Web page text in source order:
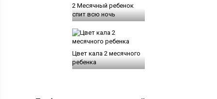
2 Месячный ребенок
спит всю ночь
Цвет кала 2 месячного
ребенка